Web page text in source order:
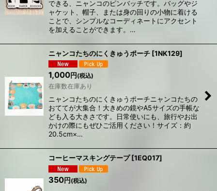
できる、ニャンコのピンバッチです。バッグやジ
ャケット、帽子、または身の回りの小物に着ける
ことで、シンプルなコーディネートにアクセント
を加えることができます。…
ニャンコたちのにくきゅうポーチ [1NK129]
1,000円 (税込)
在庫数在庫あり
ニャンコたちのにくきゅうポーチニャンコたちの
おててが大集合！大きめの鏡やA5サイズの手帳な
ども入る大きさです。日常使いにも、旅行やお出
かけの際にもぜひご活用ください！サイズ：約
20.5cm×…
コーヒーマスキングテープ [1EQ017]
350円 (税込)